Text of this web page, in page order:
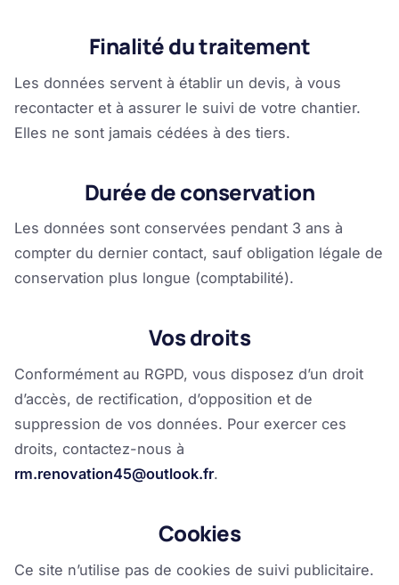
Finalité du traitement
Les données servent à établir un devis, à vous
recontacter et à assurer le suivi de votre chantier.
Elles ne sont jamais cédées à des tiers.
Durée de conservation
Les données sont conservées pendant 3 ans à
compter du dernier contact, sauf obligation légale de
conservation plus longue (comptabilité).
Vos droits
Conformément au RGPD, vous disposez d’un droit
d’accès, de rectification, d’opposition et de
suppression de vos données. Pour exercer ces
droits, contactez-nous à
rm.renovation45@outlook.fr.
Cookies
Ce site n’utilise pas de cookies de suivi publicitaire.